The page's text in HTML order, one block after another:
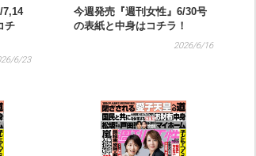
7,14
チ
6/23
今週発売『週刊女性』6/30号
の表紙と中身はコチラ！
2026/6/16